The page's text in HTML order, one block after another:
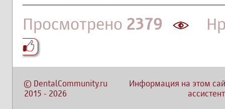
Просмотрено 2379
© DentalCommunity.ru
2015 - 2026
Информация на этом